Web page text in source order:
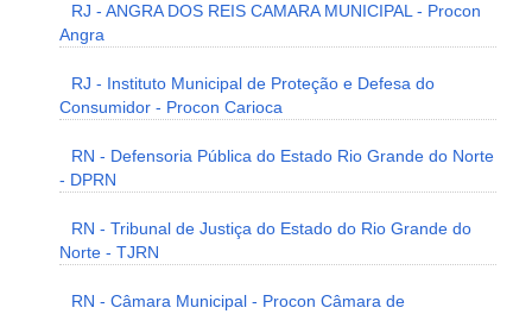
RJ - ANGRA DOS REIS CAMARA MUNICIPAL - Procon
Angra
RJ - Instituto Municipal de Proteção e Defesa do
Consumidor - Procon Carioca
RN - Defensoria Pública do Estado Rio Grande do Norte
- DPRN
RN - Tribunal de Justiça do Estado do Rio Grande do
Norte - TJRN
RN - Câmara Municipal - Procon Câmara de